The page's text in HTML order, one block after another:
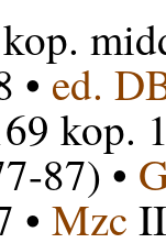
•ed.
kop.
87) •
• Mzc